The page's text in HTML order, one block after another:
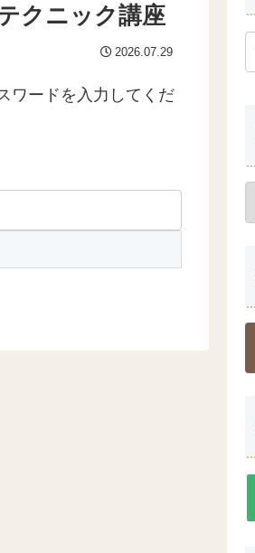
クニック講座
2026.07.29
ワードを入力してくだ